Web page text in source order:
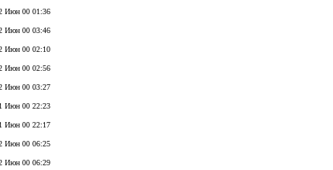
Июн 00 01:36
Июн 00 03:46
Июн 00 02:10
Июн 00 02:56
Июн 00 03:27
Июн 00 22:23
Июн 00 22:17
Июн 00 06:25
Июн 00 06:29